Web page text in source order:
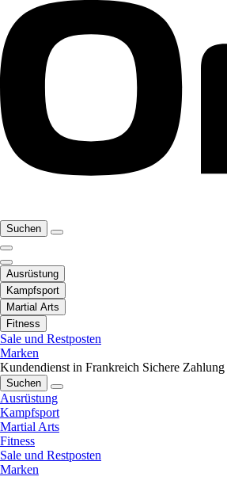
Suchen
Ausrüstung
Kampfsport
Martial Arts
Fitness
Sale und Restposten
Marken
Kundendienst in Frankreich Sichere Zahlung
Suchen
Ausrüstung
Kampfsport
Martial Arts
Fitness
Sale und Restposten
Marken